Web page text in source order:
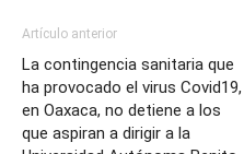
Artículo anterior
La contingencia sanitaria que
ha provocado el virus Covid19,
en Oaxaca, no detiene a los
que aspiran a dirigir a la